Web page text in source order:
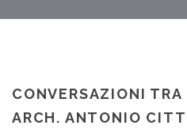
CONVERSAZIONI TRA
ARCH. ANTONIO